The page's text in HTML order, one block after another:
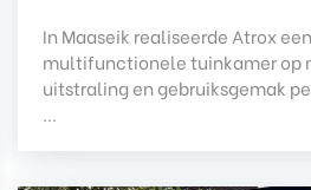
In Maaseik realiseerde Atrox
multifunctionele tuinkamer op
uitstraling en gebruiksgemak
...